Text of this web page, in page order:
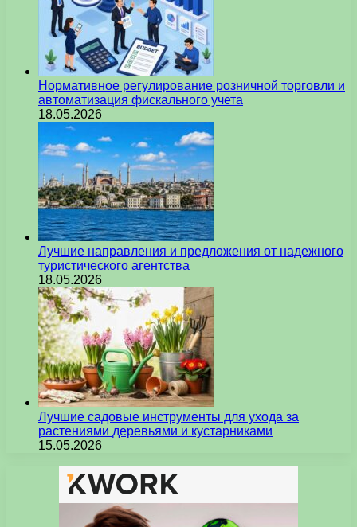
Нормативное регулирование розничной торговли и
автоматизация фискального учета
18.05.2026
Лучшие направления и предложения от надежного
туристического агентства
18.05.2026
Лучшие садовые инструменты для ухода за
растениями деревьями и кустарниками
15.05.2026